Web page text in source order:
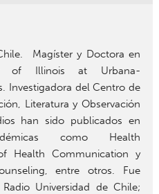
Magíster y Doctora en
of Illinois at Urbana-
Investigadora del Centro de
Literatura y Observación
han sido publicados en
como Health
Health Communication y
entre otros. Fue
Universidad de Chile;